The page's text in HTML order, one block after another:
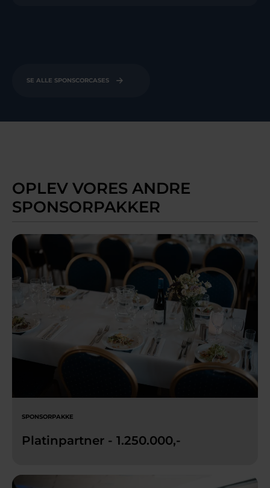
SE ALLE SPONSCORCASES
OPLEV VORES ANDRE
SPONSORPAKKER
SPONSORPAKKE
Platinpartner - 1.250.000,-